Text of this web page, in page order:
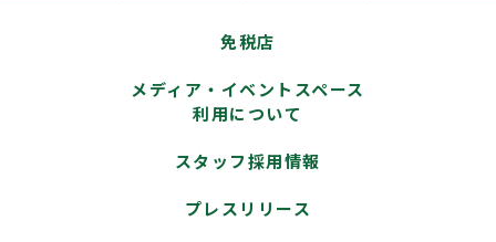
免税店
メディア・イベントスペース
利用について
スタッフ採用情報
プレスリリース